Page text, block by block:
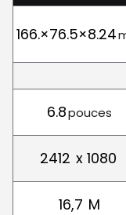
166.×76.5×8.24
6.8pouces
2412 x 1080
16,7 M